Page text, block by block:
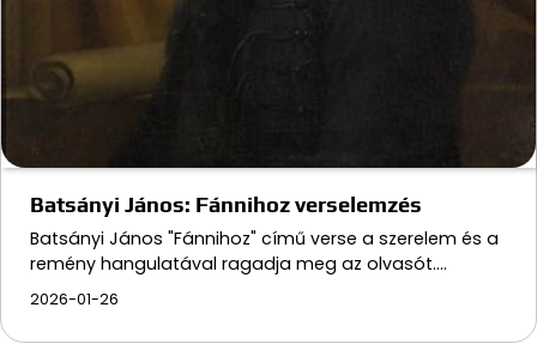
Batsányi János: Fánnihoz verselemzés
Batsányi János "Fánnihoz" című verse a szerelem és a
remény hangulatával ragadja meg az olvasót.…
2026-01-26